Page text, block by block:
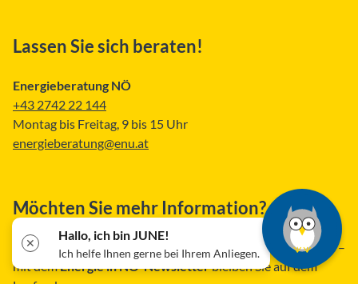
Lassen Sie sich beraten!
Energieberatung NÖ
+43 2742 22 144
Montag bis Freitag, 9 bis 15 Uhr
energieberatung@enu.at
Möchten Sie mehr Information?
Aktuelle Informationen, Tipps und Veranstaltungshinweise –
mit dem
bleiben Sie auf dem
✕
Hallo, ich bin JUNE!
Ich helfe Ihnen gerne bei Ihrem Anliegen.